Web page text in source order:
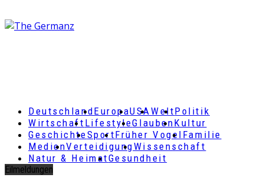
DeutschlandEuropaUSAWeltPolitik
Wirtschaft LifestyleGlaubenKultur
GeschichteSportFrüher Vogel Familie
MedienVerteidigungWissenschaft
Natur & HeimatGesundheit
Eilmeldungen